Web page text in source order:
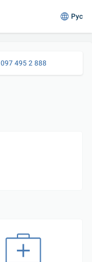
Рус
097 495 2 888